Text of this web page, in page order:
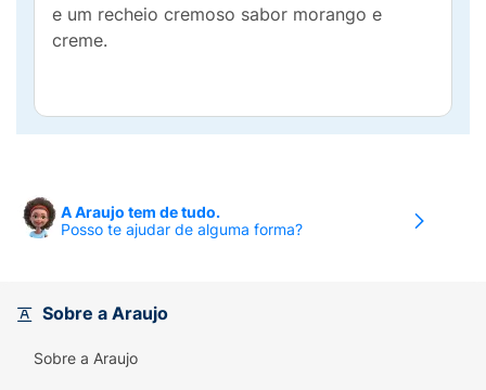
e um recheio cremoso sabor morango e
creme.
A Araujo tem de tudo.
Posso te ajudar de alguma forma?
Sobre a Araujo
Sobre a Araujo